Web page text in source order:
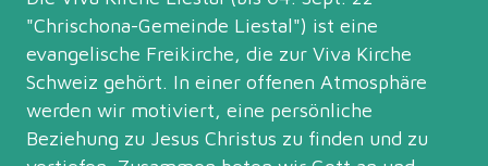
"Chrischona-Gemeinde Liestal") ist eine
evangelische Freikirche, die zur Viva Kirche
Schweiz gehört. In einer offenen Atmosphäre
werden wir motiviert, eine persönliche
Beziehung zu Jesus Christus zu finden und zu